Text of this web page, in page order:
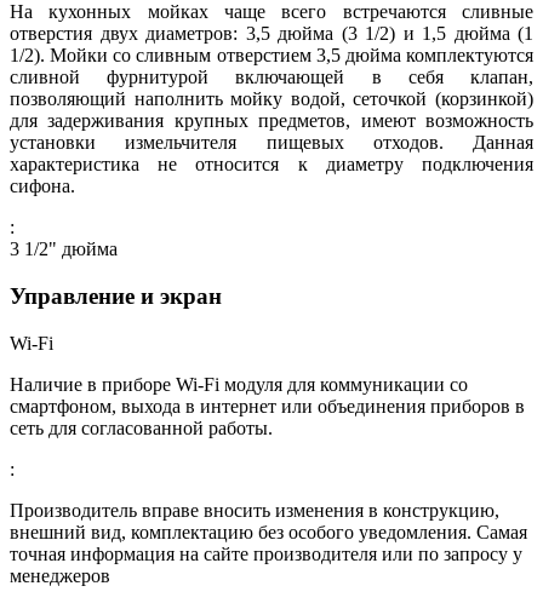
На кухонных мойках чаще всего встречаются сливные
отверстия двух диаметров: 3,5 дюйма (3 1/2) и 1,5 дюйма (1
1/2). Мойки со сливным отверстием 3,5 дюйма комплектуются
сливной фурнитурой включающей в себя клапан,
позволяющий наполнить мойку водой, сеточкой (корзинкой)
для задерживания крупных предметов, имеют возможность
установки измельчителя пищевых отходов. Данная
характеристика не относится к диаметру подключения
сифона.
:
3 1/2" дюйма
Управление и экран
Wi-Fi
Наличие в приборе Wi-Fi модуля для коммуникации со
смартфоном, выхода в интернет или объединения приборов в
сеть для согласованной работы.
:
Производитель вправе вносить изменения в конструкцию,
внешний вид, комплектацию без особого уведомления. Самая
точная информация на сайте производителя или по запросу у
менеджеров